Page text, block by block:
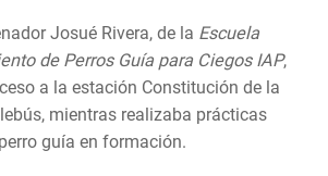
Josué Rivera, de la Escuela
de Perros Guía para Ciegos IAP,
a la estación Constitución de la
mientras realizaba prácticas
guía en formación.